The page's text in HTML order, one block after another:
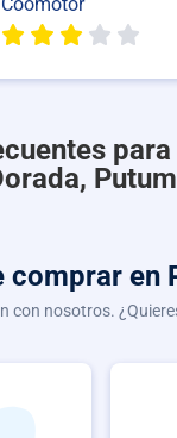
comprar en
con nosotros.